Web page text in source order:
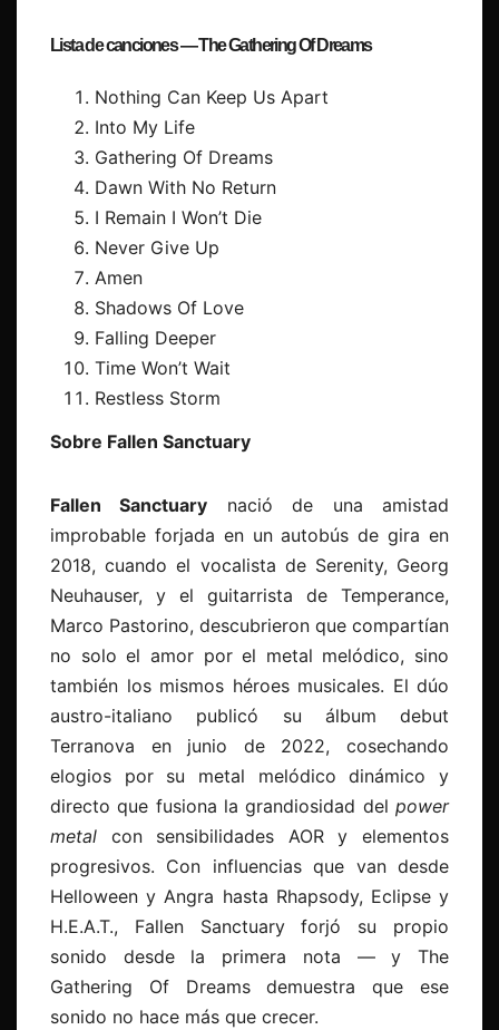
Lista de canciones — The Gathering Of Dreams
Nothing Can Keep Us Apart
Into My Life
Gathering Of Dreams
Dawn With No Return
I Remain I Won’t Die
Never Give Up
Amen
Shadows Of Love
Falling Deeper
Time Won’t Wait
Restless Storm
Sobre Fallen Sanctuary
Fallen Sanctuary nació de una amistad
improbable forjada en un autobús de gira en
2018, cuando el vocalista de Serenity, Georg
Neuhauser, y el guitarrista de Temperance,
Marco Pastorino, descubrieron que compartían
no solo el amor por el metal melódico, sino
también los mismos héroes musicales. El dúo
austro-italiano publicó su álbum debut
Terranova en junio de 2022, cosechando
elogios por su metal melódico dinámico y
directo que fusiona la grandiosidad del power
metal con sensibilidades AOR y elementos
progresivos. Con influencias que van desde
Helloween y Angra hasta Rhapsody, Eclipse y
H.E.A.T., Fallen Sanctuary forjó su propio
sonido desde la primera nota — y The
Gathering Of Dreams demuestra que ese
sonido no hace más que crecer.